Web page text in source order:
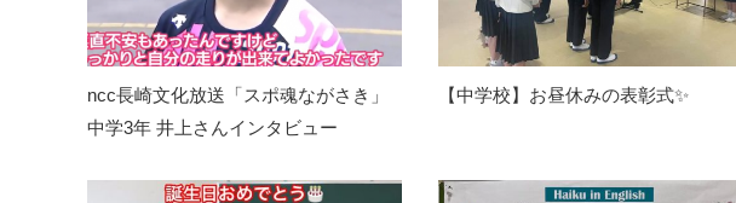
ncc長崎文化放送「スポ魂ながさき」
中学3年 井上さんインタビュー
【中学校】お昼休みの表彰式✨